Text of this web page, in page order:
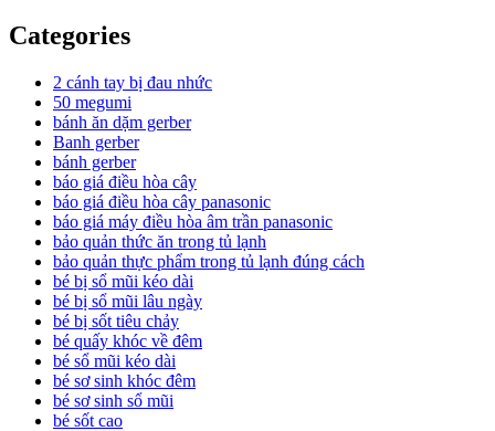
Categories
2 cánh tay bị đau nhức
50 megumi
bánh ăn dặm gerber
Banh gerber
bánh gerber
báo giá điều hòa cây
báo giá điều hòa cây panasonic
báo giá máy điều hòa âm trần panasonic
bảo quản thức ăn trong tủ lạnh
bảo quản thực phẩm trong tủ lạnh đúng cách
bé bị sổ mũi kéo dài
bé bị sổ mũi lâu ngày
bé bị sốt tiêu chảy
bé quấy khóc về đêm
bé sổ mũi kéo dài
bé sơ sinh khóc đêm
bé sơ sinh sổ mũi
bé sốt cao